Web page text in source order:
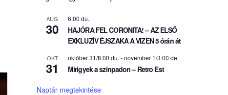
AUG
30
6:00 du.
HAJÓRA FEL CORONITA! – AZ ELSŐ
EXKLUZÍV ÉJSZAKA A VIZEN 5 órán át
OKT
31
október 31/8:00 du. -november 1/3:00 de.
Mirigyek a színpadon – Retro Est
Naptár megtekintése